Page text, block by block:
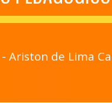
- Ariston de Lima